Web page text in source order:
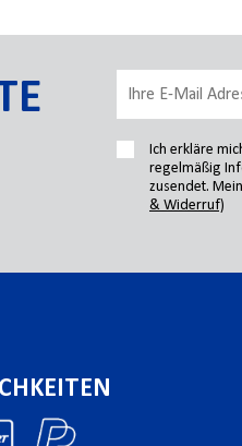
Ich erkläre
regelmäßig
zusendet.
& Widerruf)